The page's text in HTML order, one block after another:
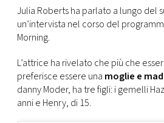
RMC
CONSIGLIA
Julia Roberts ha parlato a lungo del
un’intervista nel corso del
Morning.
L’attrice ha rivelato che più che
preferisce essere una moglie e
danny Moder, ha tre figli: i gemelli
anni e Henry, di 15.